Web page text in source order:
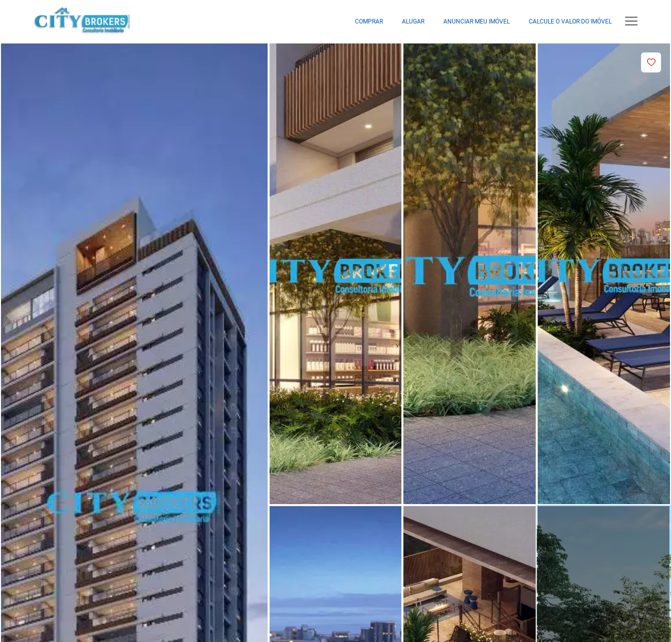
COMPRAR ALUGAR ANUNCIAR MEU IMÓVEL CALCULE O VALOR DO IMÓVEL